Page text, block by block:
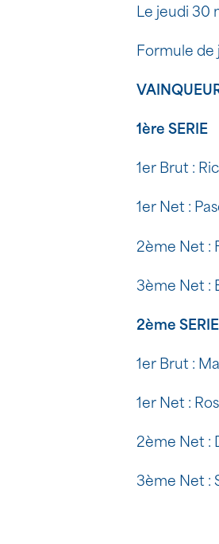
Le jeudi 30
Formule de
1ère SERIE
1er Brut :
1er Net :
2ème Net :
3ème Net :
2ème SERIE
1er Brut :
1er Net :
2ème Net :
3ème Net :